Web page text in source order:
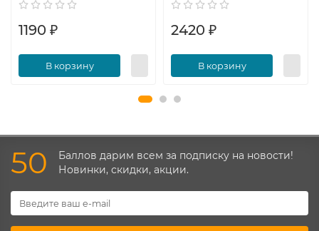
1190 ₽
В корзину
2420 ₽
В корзину
50
Баллов дарим всем за подписку на новости!
Новинки, скидки, акции.